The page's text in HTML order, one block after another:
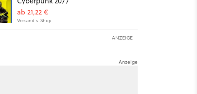
ab 21,22 €
Versand s. Shop
ANZEIGE